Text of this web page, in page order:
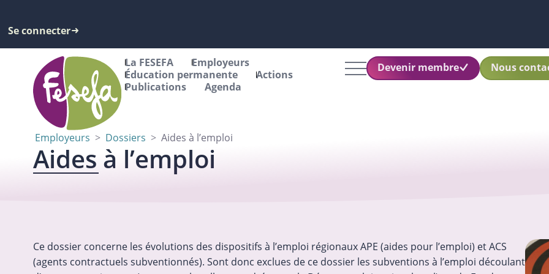
Se connecter
La FESEFA
Employeurs
Éducation permanente
Actions
Publications
Agenda
Devenir membre Nous
Employeurs > Dossiers > Aides à l’emploi
Aides à l’emploi
Ce dossier concerne les évolutions des dispositifs à l’emploi régionaux APE (aides pour l’emploi) et ACS
(agents contractuels subventionnés). Sont donc exclues de ce dossier les subventions à l’emploi découlant